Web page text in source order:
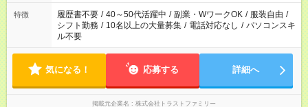
特徴 履歴書不要 / 40～50代活躍中 / 副業・WワークOK / 服装自由 /
シフト勤務 / 10名以上の大量募集 / 電話対応なし / パソコンスキ
ル不要
気になる！ 応募する 詳細へ
掲載元企業名 株式会社トラストファミリー